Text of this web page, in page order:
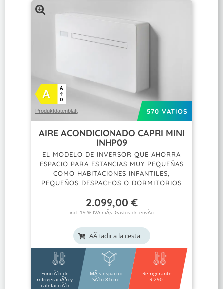
570 VATIOS
A A
D
Produktdatenblatt
AIRE ACONDICIONADO CAPRI MINI
INHP09
EL MODELO DE INVERSOR QUE AHORRA
ESPACIO PARA ESTANCIAS MUY PEQUEÑAS
COMO HABITACIONES INFANTILES,
PEQUEÑOS DESPACHOS O DORMITORIOS
2.099,00 €
incl. 19 % IVA mÃ¡s. Gastos de envÃ­o
AÃ±adir a la cesta
FunciÃ³n de
refrigeraciÃ³n y
calefacciÃ³n
MÃ¡s espacio:
SÃ³lo 81cm
Refrigerante
R 290